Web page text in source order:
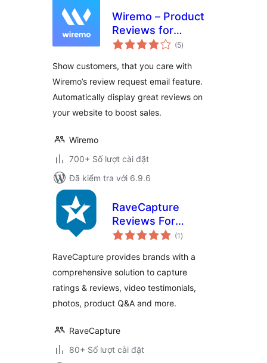
Wiremo – Product
Reviews for
WooCommerce
(5tổng
đánh
)
Show customers, that you care with
Wiremo’s review request email feature.
Automatically display great reviews on
your website to boost sales.
Wiremo
700+ Số lượt cài đặt
Đã kiểm tra với 6.9.6
RaveCapture
Reviews For
Woocommerce
(1 tổng
đánh
)
RaveCapture provides brands with a
comprehensive solution to capture
ratings & reviews, video testimonials,
photos, product Q&A and more.
RaveCapture
80+ Số lượt cài đặt